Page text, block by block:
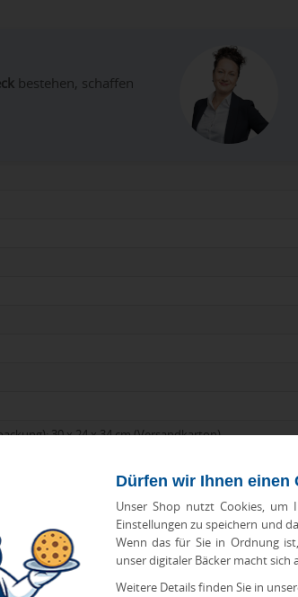
Dürfen wir Ihnen einen
Unser Shop nutzt Cookies, um
Einstellungen zu speichern und
Wenn das für Sie in Ordnung
unser digitaler Bäcker macht sich
Weitere Details finden Sie in
bestehen, schaffen
30 x 24 x 34 cm (Versandkarton)